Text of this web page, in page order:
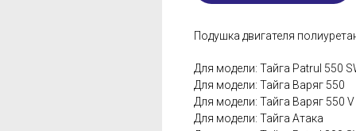
Подушка двигателя
Для модели: Тайга Patrul 550
Для модели: Тайга Варяг 550
Для модели: Тайга Варяг 550 V
Для модели: Тайга Атака